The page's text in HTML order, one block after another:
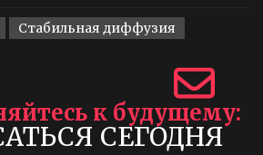
Стабильная диффузия
к будущему
СЕГОДНЯ